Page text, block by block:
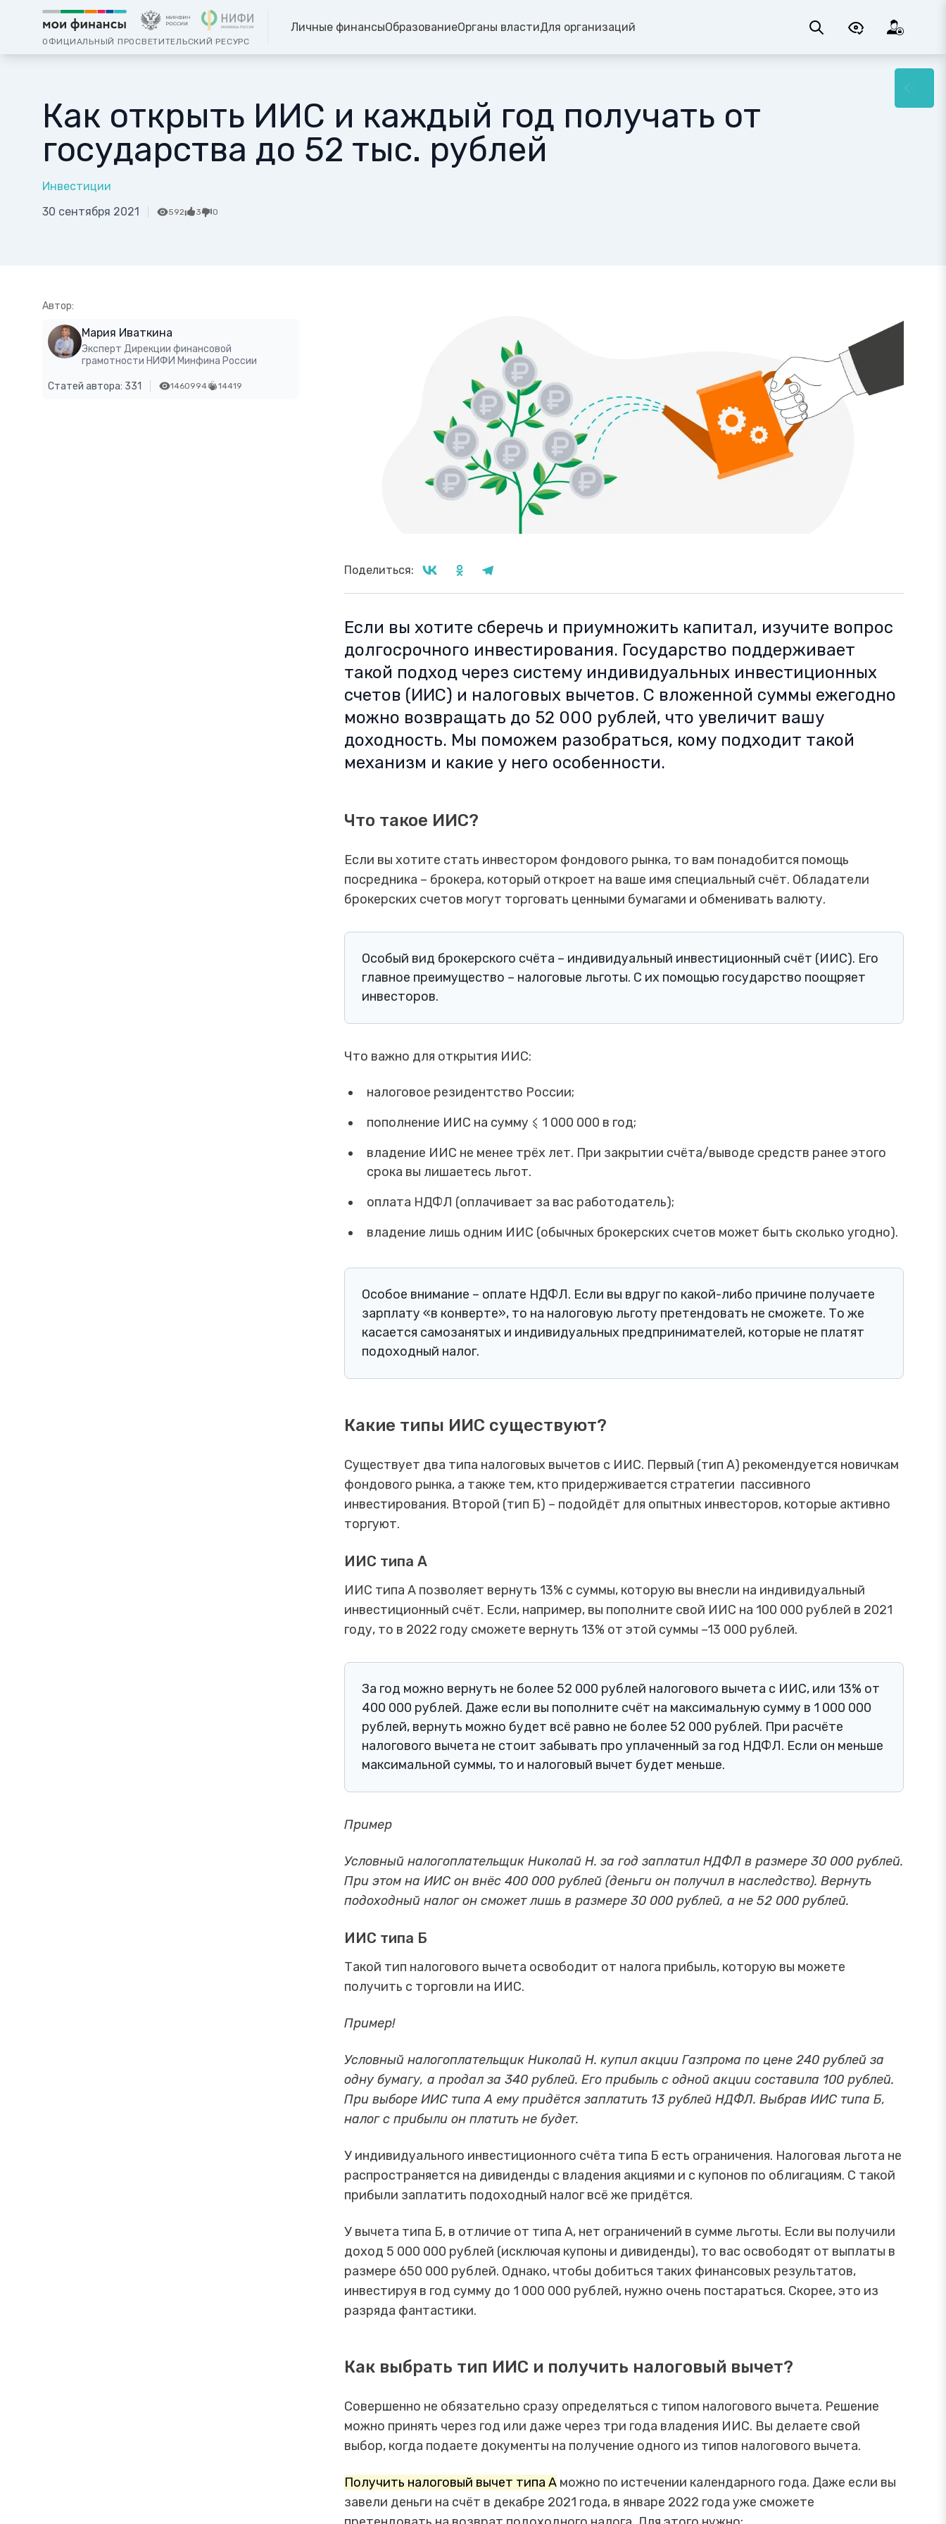
ОФИЦИАЛЬНЫЙ ПРОСВЕТИТЕЛЬСКИЙ РЕСУРС
Личные финансыОбразованиеОрганы властиДля организаций
Как открыть ИИС и каждый год получать от
государства до 52 тыс. рублей
Инвестиции
30 сентября 2021
592 3 0
Автор:
Мария Иваткина
Эксперт Дирекции финансовой
грамотности НИФИ Минфина России
Статей автора: 331 1460994 14419
Поделиться:
Если вы хотите сберечь и приумножить капитал, изучите вопрос
долгосрочного инвестирования. Государство поддерживает
такой подход через систему индивидуальных инвестиционных
счетов (ИИС) и налоговых вычетов. С вложенной суммы ежегодно
можно возвращать до 52 000 рублей, что увеличит вашу
доходность. Мы поможем разобраться, кому подходит такой
механизм и какие у него особенности.
Что такое ИИС?
Если вы хотите стать инвестором фондового рынка, то вам понадобится помощь
посредника – брокера, который откроет на ваше имя специальный счёт. Обладатели
брокерских счетов могут торговать ценными бумагами и обменивать валюту.
Особый вид брокерского счёта – индивидуальный инвестиционный счёт (ИИС). Его
главное преимущество – налоговые льготы. С их помощью государство поощряет
инвесторов.
Что важно для открытия ИИС:
налоговое резидентство России;
пополнение ИИC на сумму ⩽ 1 000 000 в год;
владение ИИC не менее трёх лет. При закрытии счёта/выводе средств ранее этого
срока вы лишаетесь льгот.
оплата НДФЛ (оплачивает за вас работодатель);
владение лишь одним ИИС (обычных брокерских счетов может быть сколько угодно).
Особое внимание – оплате НДФЛ. Если вы вдруг по какой-либо причине получаете
зарплату «в конверте», то на налоговую льготу претендовать не сможете. То же
касается самозанятых и индивидуальных предпринимателей, которые не платят
подоходный налог.
Какие типы ИИС существуют?
Существует два типа налоговых вычетов с ИИС. Первый (тип А) рекомендуется новичкам
фондового рынка, а также тем, кто придерживается стратегии пассивного
инвестирования. Второй (тип Б) – подойдёт для опытных инвесторов, которые активно
торгуют.
ИИС типа А
ИИС типа А позволяет вернуть 13% с суммы, которую вы внесли на индивидуальный
инвестиционный счёт. Если, например, вы пополните свой ИИС на 100 000 рублей в 2021
году, то в 2022 году сможете вернуть 13% от этой суммы –13 000 рублей.
За год можно вернуть не более 52 000 рублей налогового вычета с ИИС, или 13% от
400 000 рублей. Даже если вы пополните счёт на максимальную сумму в 1 000 000
рублей, вернуть можно будет всё равно не более 52 000 рублей. При расчёте
налогового вычета не стоит забывать про уплаченный за год НДФЛ. Если он меньше
максимальной суммы, то и налоговый вычет будет меньше.
Пример
Условный налогоплательщик Николай Н. за год заплатил НДФЛ в размере 30 000 рублей.
При этом на ИИС он внёс 400 000 рублей (деньги он получил в наследство). Вернуть
подоходный налог он сможет лишь в размере 30 000 рублей, а не 52 000 рублей.
ИИС типа Б
Такой тип налогового вычета освободит от налога прибыль, которую вы можете
получить с торговли на ИИС.
Пример!
Условный налогоплательщик Николай Н. купил акции Газпрома по цене 240 рублей за
одну бумагу, а продал за 340 рублей. Его прибыль с одной акции составила 100 рублей.
При выборе ИИС типа А ему придётся заплатить 13 рублей НДФЛ. Выбрав ИИС типа Б,
налог с прибыли он платить не будет.
У индивидуального инвестиционного счёта типа Б есть ограничения. Налоговая льгота не
распространяется на дивиденды с владения акциями и с купонов по облигациям. С такой
прибыли заплатить подоходный налог всё же придётся.
У вычета типа Б, в отличие от типа А, нет ограничений в сумме льготы. Если вы получили
доход 5 000 000 рублей (исключая купоны и дивиденды), то вас освободят от выплаты в
размере 650 000 рублей. Однако, чтобы добиться таких финансовых результатов,
инвестируя в год сумму до 1 000 000 рублей, нужно очень постараться. Скорее, это из
разряда фантастики.
Как выбрать тип ИИС и получить налоговый вычет?
Совершенно не обязательно сразу определяться с типом налогового вычета. Решение
можно принять через год или даже через три года владения ИИС. Вы делаете свой
выбор, когда подаете документы на получение одного из типов налогового вычета.
Получить налоговый вычет типа А можно по истечении календарного года. Даже если вы
завели деньги на счёт в декабре 2021 года, в январе 2022 года уже сможете